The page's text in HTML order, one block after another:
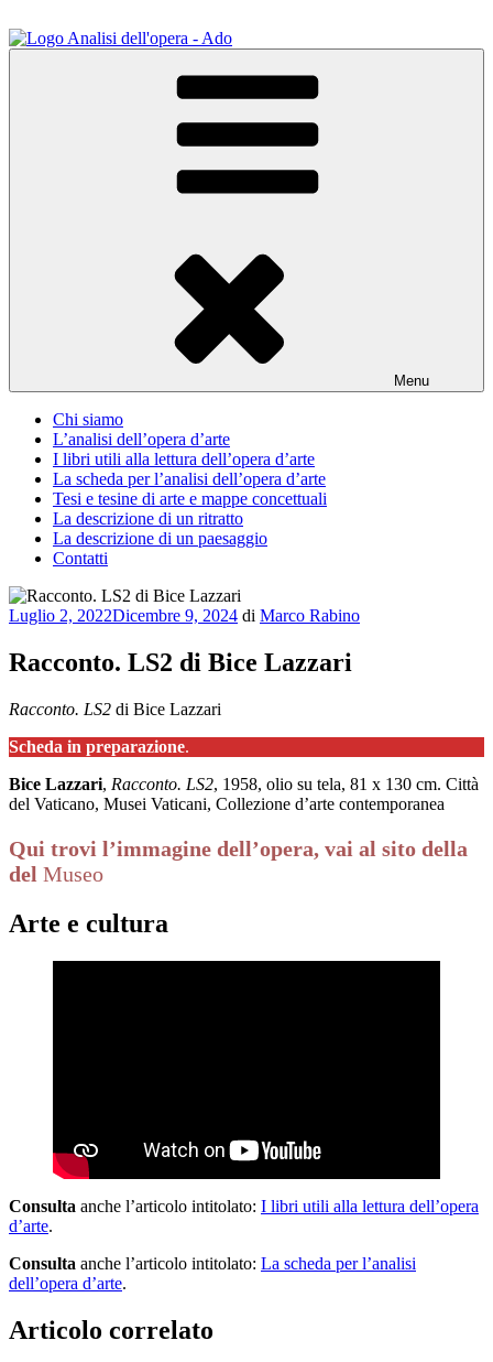
al
contenuto
Osservare le opere d'arte per capirle e imparare ad amarle
Menu
Chi siamo
L’analisi dell’opera d’arte
I libri utili alla lettura dell’opera d’arte
La scheda per l’analisi dell’opera d’arte
Tesi e tesine di arte e mappe concettuali
La descrizione di un ritratto
La descrizione di un paesaggio
Contatti
Pubblicato
Luglio 2, 2022Dicembre 9, 2024 di Marco Rabino
Racconto. LS2 di Bice Lazzari
Racconto. LS2 di Bice Lazzari
Scheda in preparazione.
Bice Lazzari, Racconto. LS2, 1958, olio su tela, 81 x 130 cm. Città
del Vaticano, Musei Vaticani, Collezione d’arte contemporanea
Qui trovi l’immagine dell’opera, vai al sito della
del Museo
Arte e cultura
Consulta anche l’articolo intitolato: I libri utili alla lettura dell’opera
d’arte.
Consulta anche l’articolo intitolato: La scheda per l’analisi
dell’opera d’arte.
Articolo correlato